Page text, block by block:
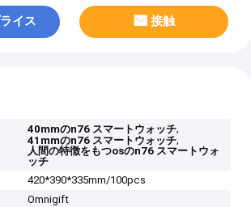
イス 接触
40mmのn76 スマートウォッチ,
41mmのn76 スマートウォッチ,
人間の特徴をもつosのn76 スマートウォ
ッチ
420*390*335mm/100pcs
Omnigift